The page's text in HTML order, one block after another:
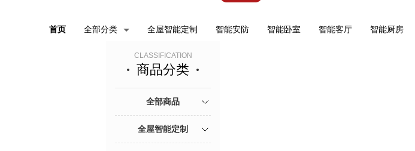
首页 全部分类 全屋智能定制 智能安防 智能卧室 智能客厅 智能厨房
CLASSIFICATION
商品分类
全部商品
全屋智能定制